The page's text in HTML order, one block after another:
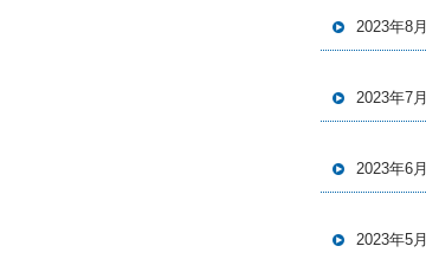
2023年8月
2023年7月
2023年6月
2023年5月